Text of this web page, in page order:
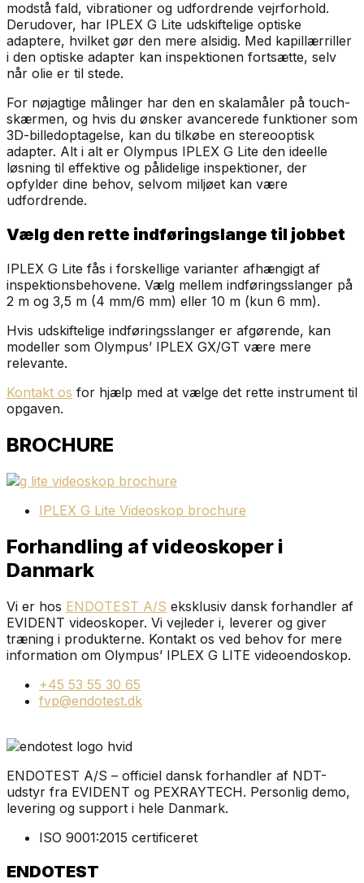
modstå fald, vibrationer og udfordrende vejrforhold.
Derudover, har IPLEX G Lite udskiftelige optiske
adaptere, hvilket gør den mere alsidig. Med kapillærriller
i den optiske adapter kan inspektionen fortsætte, selv
når olie er til stede.
For nøjagtige målinger har den en skalamåler på touch-
skærmen, og hvis du ønsker avancerede funktioner som
3D-billedoptagelse, kan du tilkøbe en stereooptisk
adapter. Alt i alt er Olympus IPLEX G Lite den ideelle
løsning til effektive og pålidelige inspektioner, der
opfylder dine behov, selvom miljøet kan være
udfordrende.
Vælg den rette indføringslange til jobbet
IPLEX G Lite fås i forskellige varianter afhængigt af
inspektionsbehovene. Vælg mellem indføringsslanger på
2 m og 3,5 m (4 mm/6 mm) eller 10 m (kun 6 mm).
Hvis udskiftelige indføringsslanger er afgørende, kan
modeller som Olympus’ IPLEX GX/GT være mere
relevante.
Kontakt os for hjælp med at vælge det rette instrument til
opgaven.
BROCHURE
IPLEX G Lite Videoskop brochure
Forhandling af videoskoper i
Danmark
Vi er hos ENDOTEST A/S eksklusiv dansk forhandler af
EVIDENT videoskoper. Vi vejleder i, leverer og giver
træning i produkterne. Kontakt os ved behov for mere
information om Olympus’ IPLEX G LITE videoendoskop.
+45 53 55 30 65
fvp@endotest.dk
ENDOTEST A/S – officiel dansk forhandler af NDT-
udstyr fra EVIDENT og PEXRAYTECH. Personlig demo,
levering og support i hele Danmark.
ISO 9001:2015 certificeret
ENDOTEST